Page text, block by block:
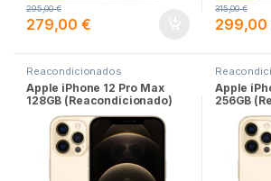
279,00€
295,00€
299,00
315,00€
Reacondicionados
Apple iPhone 12 Pro Max
128GB (Reacondicionado)
Apple
256GB